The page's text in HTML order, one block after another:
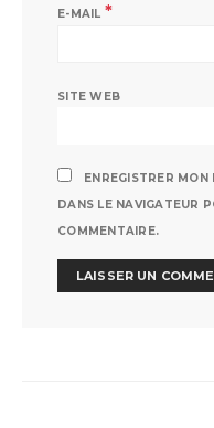
E-MAIL *
SITE WEB
ENREGISTRER
DANS LE NAVIGATEUR
COMMENTAIRE.